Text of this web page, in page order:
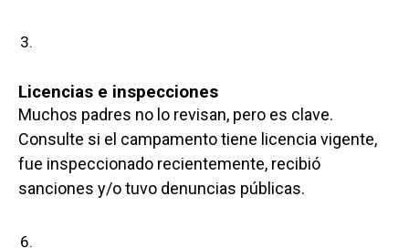
Licencias e inspecciones
Muchos padres no lo revisan, pero es clave.
Consulte si el campamento tiene licencia vigente,
fue inspeccionado recientemente, recibió
sanciones y/o tuvo denuncias públicas.